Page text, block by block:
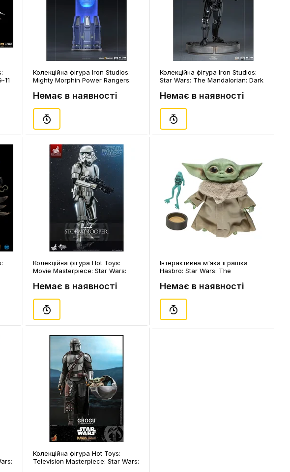
11
Колекційна фігура Iron Studios:
Mighty Morphin Power Rangers:
Немає в наявності
Колекційна фігура Iron Studios:
Star Wars: The Mandalorian: Dark
Немає в наявності
Колекційна фігура Hot Toys:
Movie Masterpiece: Star Wars:
(Exclusive), (609175)
Немає в наявності
Інтерактивна м'яка іграшка
Hasbro: Star Wars: The
(76150)
Немає в наявності
Колекційна фігура Hot Toys:
Television Masterpiece: Star Wars: